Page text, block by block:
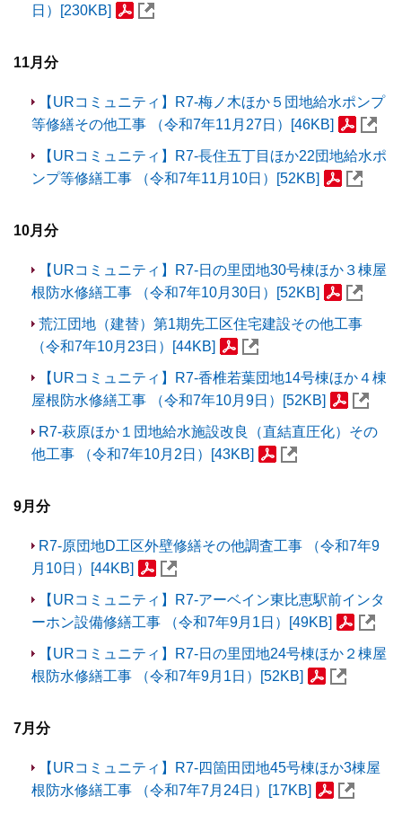
日）[230KB]
11月分
【URコミュニティ】R7-梅ノ木ほか５団地給水ポンプ
等修繕その他工事 （令和7年11月27日）[46KB]
【URコミュニティ】R7-長住五丁目ほか22団地給水ポ
ンプ等修繕工事 （令和7年11月10日）[52KB]
10月分
【URコミュニティ】R7-日の里団地30号棟ほか３棟屋
根防水修繕工事 （令和7年10月30日）[52KB]
荒江団地（建替）第1期先工区住宅建設その他工事
（令和7年10月23日）[44KB]
【URコミュニティ】R7-香椎若葉団地14号棟ほか４棟
屋根防水修繕工事 （令和7年10月9日）[52KB]
R7-萩原ほか１団地給水施設改良（直結直圧化）その
他工事 （令和7年10月2日）[43KB]
9月分
R7-原団地D工区外壁修繕その他調査工事 （令和7年9
月10日）[44KB]
【URコミュニティ】R7-アーベイン東比恵駅前インタ
ーホン設備修繕工事 （令和7年9月1日）[49KB]
【URコミュニティ】R7-日の里団地24号棟ほか２棟屋
根防水修繕工事 （令和7年9月1日）[52KB]
7月分
【URコミュニティ】R7-四箇田団地45号棟ほか3棟屋
根防水修繕工事 （令和7年7月24日）[17KB]